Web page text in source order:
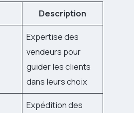
Description
Expertise des
vendeurs pour
guider les clients
dans leurs choix
Expédition des